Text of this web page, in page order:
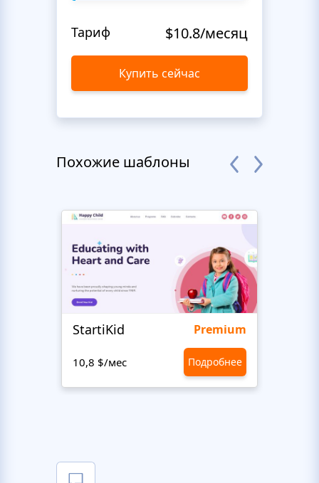
Тариф $10.8/месяц
Купить сейчас
Похожие шаблоны
StartiKid Premium
10,8 $/мес Подробнее